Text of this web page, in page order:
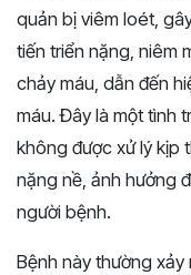
quản bị viêm loét,
tiến triển nặng, niêm
chảy máu, dẫn đến
máu. Đây là một tình
không được xử lý kịp
nặng nề, ảnh hưởng
người bệnh.
Bệnh này thường